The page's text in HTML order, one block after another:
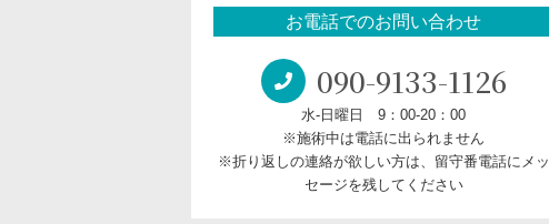
お電話でのお問い合わせ
090-9133-1126
水-日曜日 9：00-20：00
※施術中は電話に出られません
※折り返しの連絡が欲しい方は、留守番電話にメッ
セージを残してください